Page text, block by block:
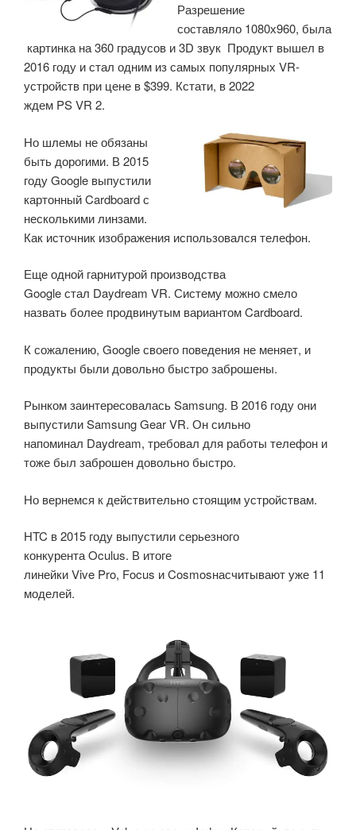
Разрешение
составляло 1080х960, была
картинка на 360 градусов и 3D звук Продукт вышел в
2016 году и стал одним из самых популярных VR-
устройств при цене в $399. Кстати, в 2022
ждем PS VR 2.
Но шлемы не обязаны
быть дорогими. В 2015
году Google выпустили
картонный Cardboard с
несколькими линзами.
Как источник изображения использовался телефон.
Еще одной гарнитурой производства
Google стал Daydream VR. Систему можно смело
назвать более продвинутым вариантом Cardboard.
К сожалению, Google своего поведения не меняет, и
продукты были довольно быстро заброшены.
Рынком заинтересовалась Samsung. В 2016 году они
выпустили Samsung Gear VR. Он сильно
напоминал Daydream, требовал для работы телефон и
тоже был заброшен довольно быстро.
Но вернемся к действительно стоящим устройствам.
HTC в 2015 году выпустили серьезного
конкурента Oculus. В итоге
линейки Vive Pro, Focus и Cosmosнасчитывают уже 11
моделей.